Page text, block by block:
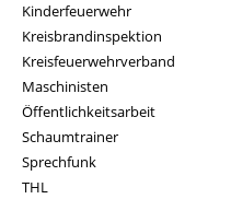
Kinderfeuerwehr
Kreisbrandinspektion
Kreisfeuerwehrverband
Maschinisten
Öffentlichkeitsarbeit
Schaumtrainer
Sprechfunk
THL